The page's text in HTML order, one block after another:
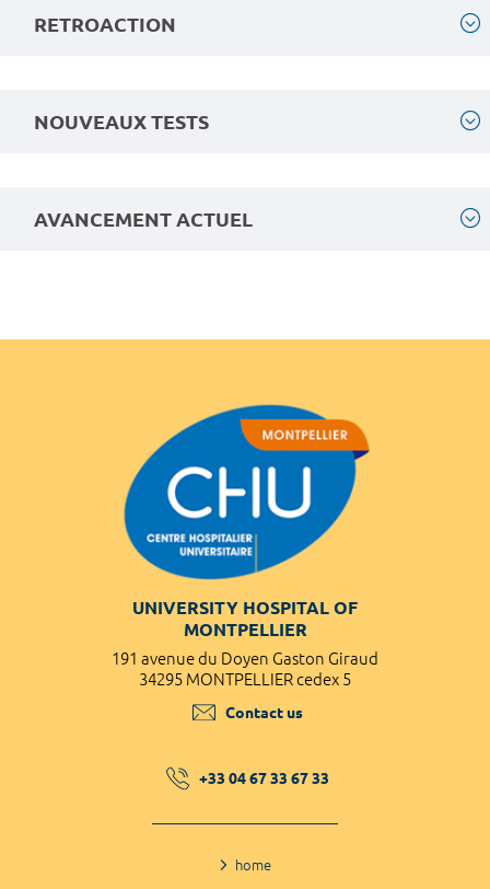
RETROACTION
NOUVEAUX TESTS
AVANCEMENT ACTUEL
UNIVERSITY HOSPITAL OF
MONTPELLIER
191 avenue du Doyen Gaston Giraud
34295 MONTPELLIER cedex 5
Contact us
+33 04 67 33 67 33
home